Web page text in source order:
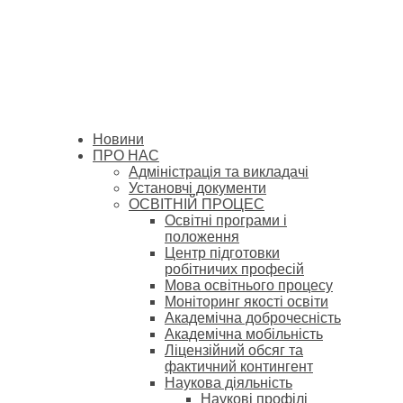
Новини
ПРО НАС
Адміністрація та викладачі
Установчі документи
ОСВІТНІЙ ПРОЦЕС
Освітні програми і
положення
Центр підготовки
робітничих професій
Мова освітнього процесу
Моніторинг якості освіти
Академічна доброчесність
Академічна мобільність
Ліцензійний обсяг та
фактичний контингент
Наукова діяльність
Наукові профілі